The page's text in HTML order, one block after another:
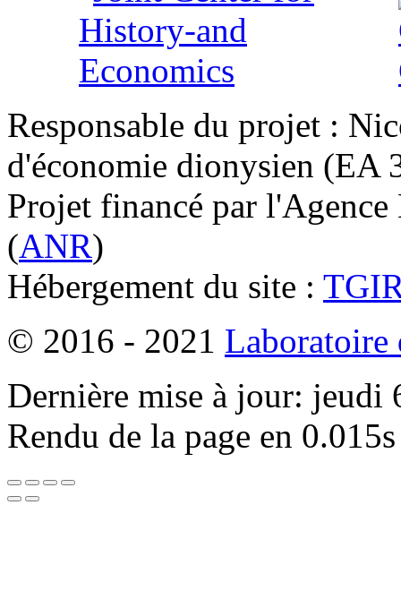
Responsable du projet :
d'économie dionysien
Projet financé par l'Agence
(ANR)
Hébergement du site :
© 2016 - 2021 Laboratoire
Dernière mise à jour:
Rendu de la page en 0.015s